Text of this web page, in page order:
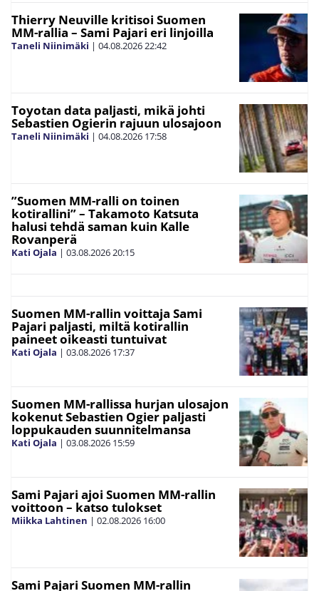
Thierry Neuville kritisoi Suomen
MM-rallia – Sami Pajari eri linjoilla
Taneli Niinimäki | 04.08.202622:42
Toyotan data paljasti, mikä johti
Sebastien Ogierin rajuun ulosajoon
Taneli Niinimäki | 04.08.2026 17:58
”Suomen MM-ralli on toinen
kotirallini” – Takamoto Katsuta
halusi tehdä saman kuin Kalle
Rovanperä
Kati Ojala | 03.08.202620:15
Suomen MM-rallin voittaja Sami
Pajari paljasti, miltä kotirallin
paineet oikeasti tuntuivat
Kati Ojala | 03.08.2026 17:37
Suomen MM-rallissa hurjan ulosajon
kokenut Sebastien Ogier paljasti
loppukauden suunnitelmansa
Kati Ojala | 03.08.2026 15:59
Sami Pajari ajoi Suomen MM-rallin
voittoon – katso tulokset
Miikka Lahtinen | 02.08.2026 16:00
Sami Pajari Suomen MM-rallin